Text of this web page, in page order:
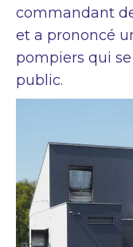
commandant
et a prononcé
pompiers qui
public.